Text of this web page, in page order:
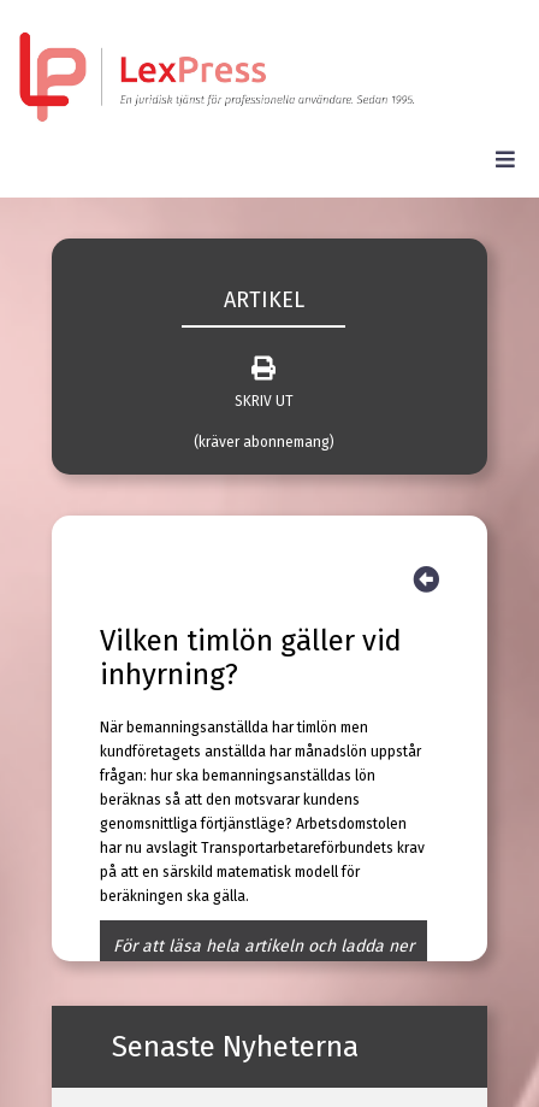
ARTIKEL
SKRIV UT
(kräver abonnemang)
Vilken timlön gäller vid
inhyrning?
När bemanningsanställda har timlön men
kundföretagets anställda har månadslön uppstår
frågan: hur ska bemanningsanställdas lön
beräknas så att den motsvarar kundens
genomsnittliga förtjänstläge? Arbetsdomstolen
har nu avslagit Transportarbetareförbundets krav
på att en särskild matematisk modell för
beräkningen ska gälla.
För att läsa hela artikeln och ladda ner
den dom som eventuellt hör till
behöver du ha ettabonnemang på Lex
för vidare information.
Senaste Nyheterna